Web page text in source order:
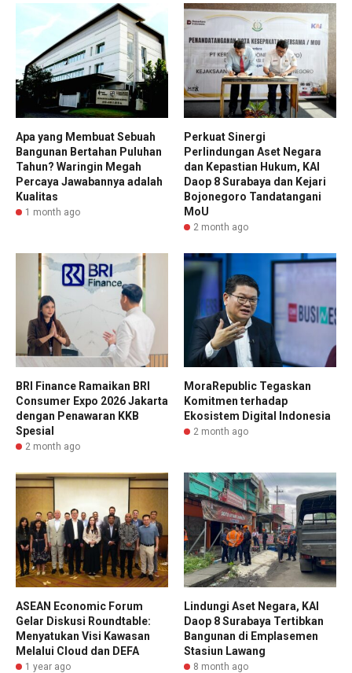
Apa yang Membuat Sebuah
Bangunan Bertahan Puluhan
Tahun? Waringin Megah
Percaya Jawabannya adalah
Kualitas
1 month ago
Perkuat Sinergi
Perlindungan Aset Negara
dan Kepastian Hukum, KAI
Daop 8 Surabaya dan Kejari
Bojonegoro Tandatangani
MoU
2 month ago
BRI Finance Ramaikan BRI
Consumer Expo 2026 Jakarta
dengan Penawaran KKB
Spesial
2 month ago
MoraRepublic Tegaskan
Komitmen terhadap
Ekosistem Digital Indonesia
2 month ago
ASEAN Economic Forum
Gelar Diskusi Roundtable:
Menyatukan Visi Kawasan
Melalui Cloud dan DEFA
1 year ago
Lindungi Aset Negara, KAI
Daop 8 Surabaya Tertibkan
Bangunan di Emplasemen
Stasiun Lawang
8 month ago